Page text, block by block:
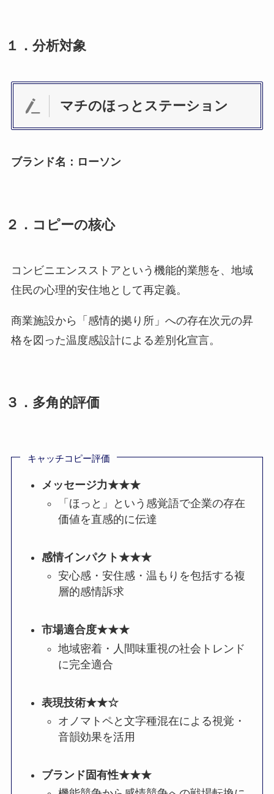
１．分析対象
マチのほっとステーション
ブランド名：ローソン
２．コピーの核心
コンビニエンスストアという機能的業態を、地域
住民の心理的安住地として再定義。
商業施設から「感情的拠り所」への存在次元の昇
格を図った温度感設計による差別化宣言。
３．多角的評価
キャッチコピー評価
メッセージ力★★★
「ほっと」という感覚語で企業の存在
価値を直感的に伝達
感情インパクト★★★
安心感・安住感・温もりを包括する複
層的感情訴求
市場適合度★★★
地域密着・人間味重視の社会トレンド
に完全適合
表現技術★★☆
オノマトペと文字種混在による視覚・
音韻効果を活用
ブランド固有性★★★